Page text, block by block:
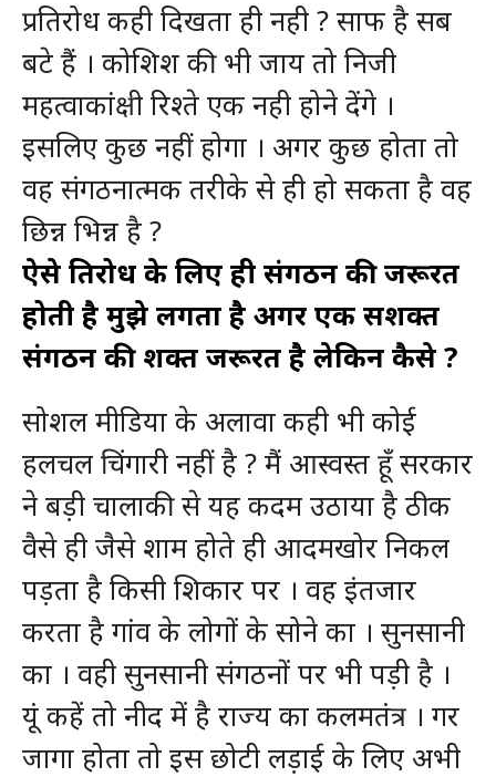
प्रतिरोध कही दिखता ही नही ? साफ है सब
बटे हैं । कोशिश की भी जाय तो निजी
महत्वाकांक्षी रिश्ते एक नही होने देंगे ।
इसलिए कुछ नहीं होगा । अगर कुछ होता तो
वह संगठनात्मक तरीके से ही हो सकता है वह
छिन्न भिन्न है ?
ऐसे प्रतिरोध के लिए ही संगठन की जरूरत
होती है मुझे लगता है अगर एक सशक्त
संगठन की शक्त जरूरत है लेकिन कैसे ?
सोशल मीडिया के अलावा कही भी कोई
हलचल चिंगारी नहीं है ? मैं आस्वस्त हूँ सरकार
ने बड़ी चालाकी से यह कदम उठाया है ठीक
वैसे ही जैसे शाम होते ही आदमखोर निकल
पड़ता है किसी शिकार पर । वह इंतजार
करता है गांव के लोगों के सोने का । सुनसानी
का । वही सुनसानी संगठनों पर भी पड़ी है ।
यूं कहें तो नीद में है राज्य का कलमतंत्र । गर
जागा होता तो इस छोटी लड़ाई के लिए अभी